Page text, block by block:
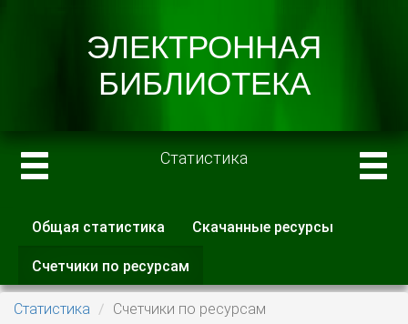
Статистика
Главные вкладки
Общая статистика Скачанные ресурсы
Счетчики по ресурсам
вкладка)
Статистика
Счетчики по ресурсам